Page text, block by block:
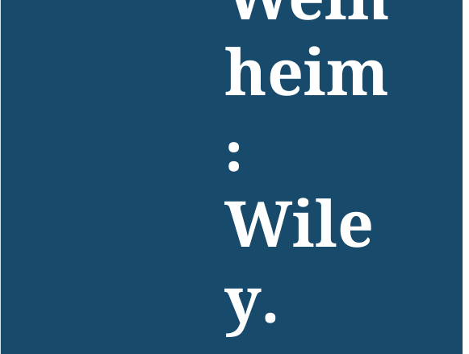
heim
:
Wile
y.